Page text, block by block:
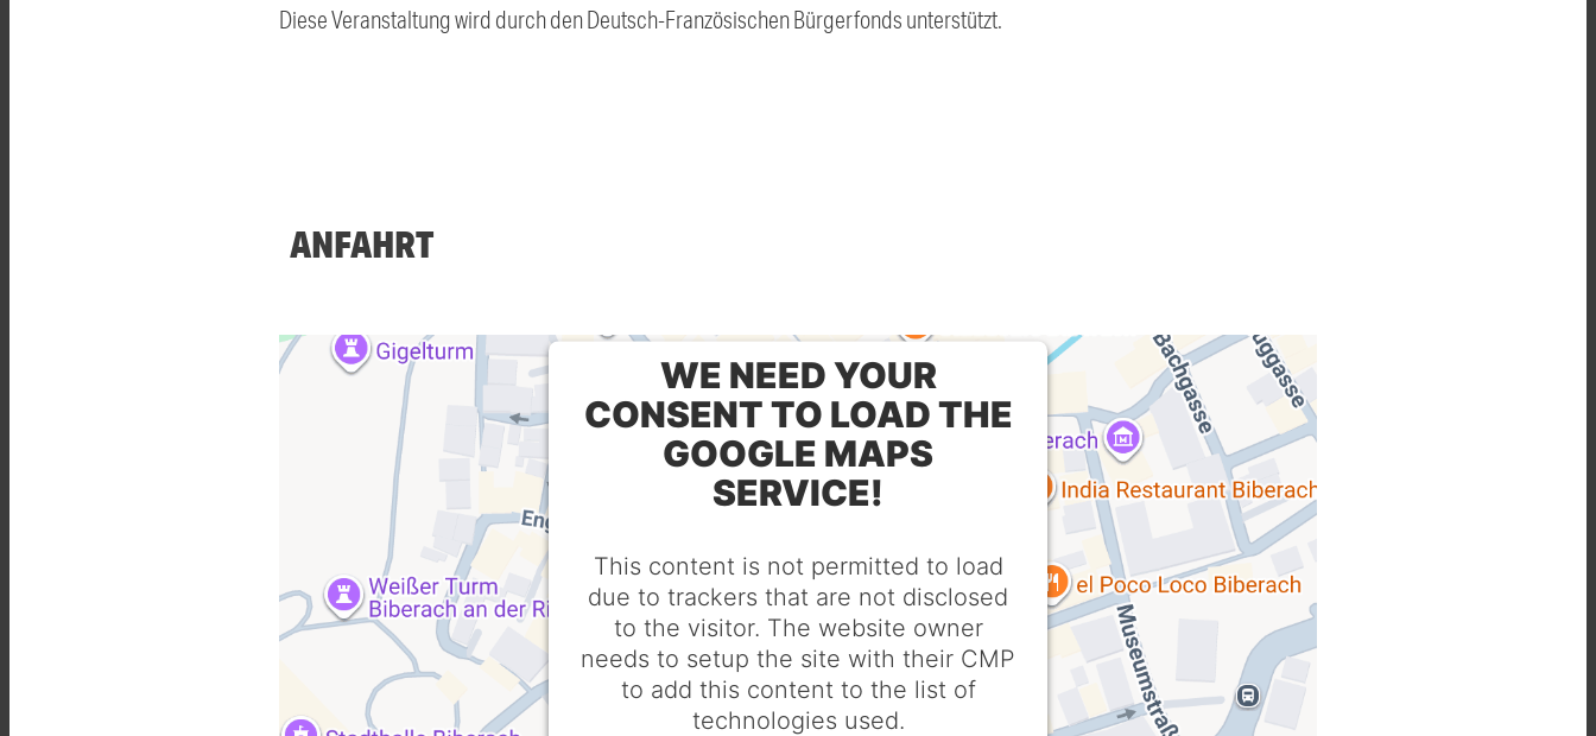
Diese Veranstaltung wird durch den Deutsch-Französischen Bürgerfonds unterstützt.
ANFAHRT
WE NEED YOUR
CONSENT TO LOAD THE
GOOGLE MAPS
SERVICE!
This content is not permitted to load
due to trackers that are not disclosed
to the visitor. The website owner
needs to setup the site with their CMP
to add this content to the list of
technologies used.